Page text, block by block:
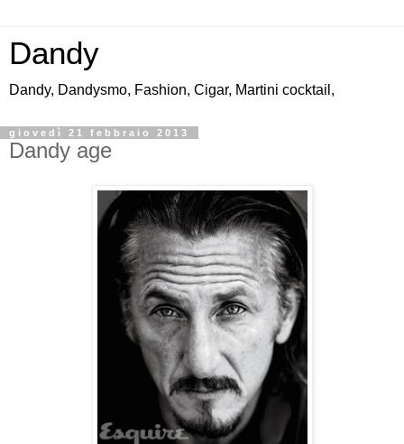
Dandy
Dandy, Dandysmo, Fashion, Cigar, Martini cocktail,
giovedì 21 febbraio 2013
Dandy age